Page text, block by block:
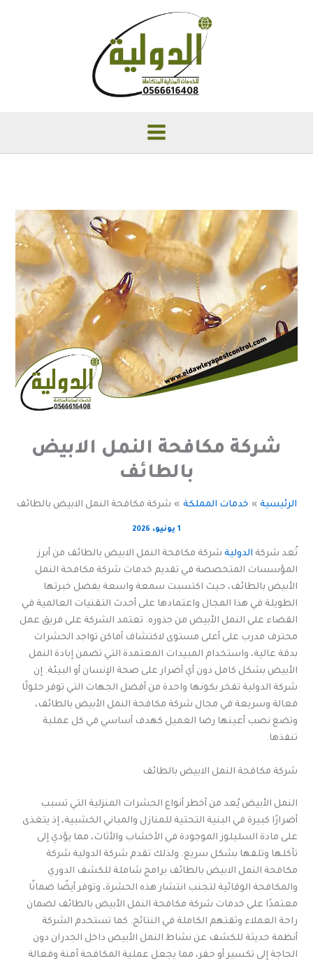
شركة مكافحة النمل الابيض
بالطائف
الرئيسية خدمات المملكة شركة مكافحة النمل الابيض بالطائف
1 يونيو، 2026
تُعد شركة الدولية شركة مكافحة النمل الابيض بالطائف من أبرز
المؤسسات المتخصصة في تقديم خدمات شركة مكافحة النمل
الأبيض بالطائف، حيث اكتسبت سمعة واسعة بفضل خبرتها
الطويلة في هذا المجال واعتمادها على أحدث التقنيات العالمية في
القضاء على النمل الأبيض من جذوره. تعتمد الشركة على فريق عمل
محترف مدرب على أعلى مستوى لاكتشاف أماكن تواجد الحشرات
بدقة عالية، واستخدام المبيدات المعتمدة التي تضمن إبادة النمل
الأبيض بشكل كامل دون أي أضرار على صحة الإنسان أو البيئة. إن
شركة الدولية تفخر بكونها واحدة من أفضل الجهات التي توفر حلولًا
فعالة وسريعة في مجال شركة مكافحة النمل الأبيض بالطائف،
وتضع نصب أعينها رضا العميل كهدف أساسي في كل عملية
تنفذها.
شركة مكافحة النمل الابيض بالطائف
النمل الأبيض يُعد من أخطر أنواع الحشرات المنزلية التي تسبب
أضرارًا كبيرة في البنية التحتية للمنازل والمباني الخشبية، إذ يتغذى
على مادة السليلوز الموجودة في الأخشاب والأثاث، مما يؤدي إلى
تآكلها وتلفها بشكل سريع. ولذلك تقدم شركة الدولية شركة
مكافحة النمل الابيض بالطائف برامج شاملة للكشف الدوري
والمكافحة الوقائية لتجنب انتشار هذه الحشرة، وتوفر أيضًا ضمانًا
معتمدًا على خدمات شركة مكافحة النمل الأبيض بالطائف لضمان
راحة العملاء وثقتهم الكاملة في النتائج. كما تستخدم الشركة
أنظمة حديثة للكشف عن نشاط النمل الأبيض داخل الجدران دون
الحاجة إلى تكسير أو حفر، مما يجعل عملية المكافحة آمنة وفعالة